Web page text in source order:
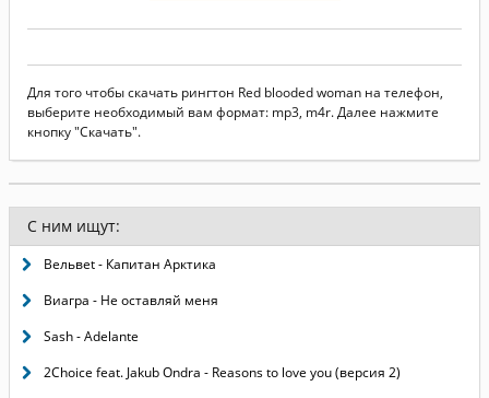
Для того чтобы скачать рингтон Red blooded woman на телефон,
выберите необходимый вам формат: mp3, m4r. Далее нажмите
кнопку "Скачать".
С ним ищут:
Вельвеt - Капитан Арктика
Виагра - Не оставляй меня
Sash - Adelante
2Choice feat. Jakub Ondra - Reasons to love you (версия 2)